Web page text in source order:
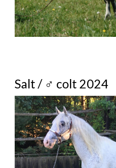
Salt / ♂ colt 2024